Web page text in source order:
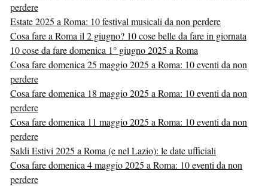
perdere
Estate 2025 a Roma: 10 festival musicali da non perdere
Cosa fare a Roma il 2 giugno? 10 cose belle da fare in giornata
10 cose da fare domenica 1° giugno 2025 a Roma
Cosa fare domenica 25 maggio 2025 a Roma: 10 eventi da non
perdere
Cosa fare domenica 18 maggio 2025 a Roma: 10 eventi da non
perdere
Cosa fare domenica 11 maggio 2025 a Roma: 10 eventi da non
perdere
Saldi Estivi 2025 a Roma (e nel Lazio): le date ufficiali
Cosa fare domenica 4 maggio 2025 a Roma: 10 eventi da non
perdere